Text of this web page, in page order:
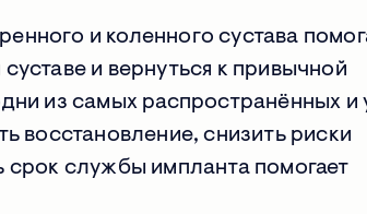
и коленного сустава
и вернуться к привычной
из самых распространённых и
восстановление, снизить риски
службы импланта помогает